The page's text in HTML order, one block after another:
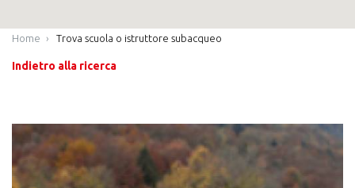
Home Trova scuola o istruttore subacqueo
Indietro alla ricerca